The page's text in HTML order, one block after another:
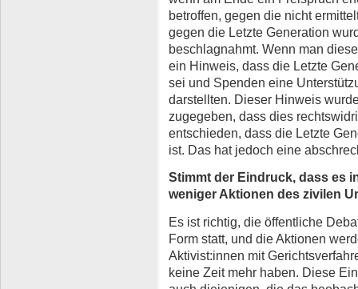
betroffen, gegen die nicht
gegen die Letzte Generation
beschlagnahmt. Wenn man
ein Hinweis, dass die Letzte
sei und Spenden eine
darstellten. Dieser Hinweis
zugegeben, dass dies
entschieden, dass die Letzte
ist. Das hat jedoch eine
Stimmt der Eindruck, dass es
weniger Aktionen des zivilen
Es ist richtig, die öffentliche
Form statt, und die Aktionen
Aktivist:innen mit
keine Zeit mehr haben. Diese